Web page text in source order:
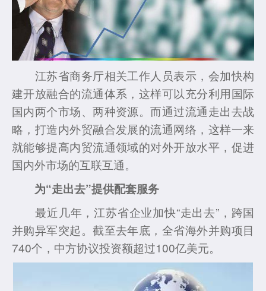
江苏省商务厅相关工作人员表示，会加快构
建开放融合的流通体系，这样可以充分利用国际
国内两个市场、两种资源。而通过流通走出去战
略，打造内外贸融合发展的流通网络，这样一来
就能够提高内贸流通领域的对外开放水平，促进
国内外市场的互联互通。
为“走出去”提供配套服务
最近几年，江苏省企业加快“走出去”，跨国
并购异军突起。截至去年底，全省海外并购项目
740个，中方协议投资额超过100亿美元。